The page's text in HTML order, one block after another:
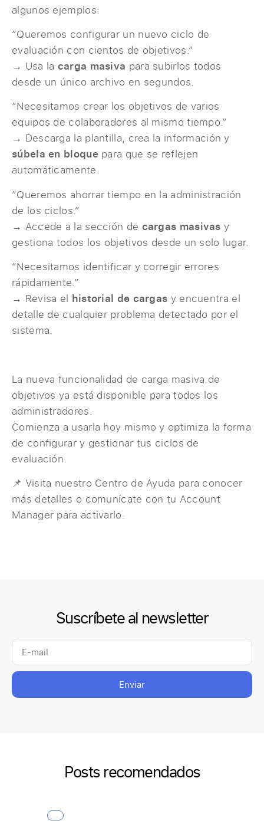
algunos ejemplos:
“Queremos configurar un nuevo ciclo de
evaluación con cientos de objetivos.”
→ Usa la carga masiva para subirlos todos
desde un único archivo en segundos.
“Necesitamos crear los objetivos de varios
equipos de colaboradores al mismo tiempo.”
→ Descarga la plantilla, crea la información y
súbela en bloquepara que se reflejen
automáticamente.
“Queremos ahorrar tiempo en la administración
de los ciclos.”
→ Accede a la sección de cargas masivas y
gestiona todos los objetivos desde un solo lugar.
“Necesitamos identificar y corregir errores
rápidamente.”
→ Revisa el historial de cargas y encuentra el
detalle de cualquier problema detectado por el
sistema.
La nueva funcionalidad de carga masiva de
objetivos ya está disponible para todos los
administradores.
Comienza a usarla hoy mismo y optimiza la forma
de configurar y gestionar tus ciclos de
evaluación.
📌 Visita nuestro Centro de Ayuda para conocer
más detalles o comunícate con tu Account
Manager para activarlo.
Suscríbete al newsletter
Enviar
Posts recomendados